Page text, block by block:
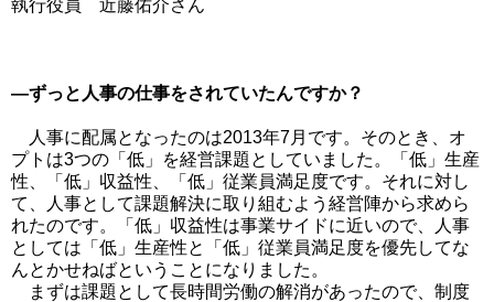
執行役員 近藤佑介さん
―ずっと人事の仕事をされていたんですか？
人事に配属となったのは2013年7月です。そのとき、オ
プトは3つの「低」を経営課題としていました。「低」生産
性、「低」収益性、「低」従業員満足度です。それに対し
て、人事として課題解決に取り組むよう経営陣から求めら
れたのです。「低」収益性は事業サイドに近いので、人事
としては「低」生産性と「低」従業員満足度を優先してな
んとかせねばということになりました。
まずは課題として長時間労働の解消があったので、制度